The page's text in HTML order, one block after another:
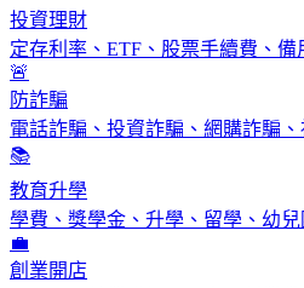
投資理財
定存利率、ETF、股票手續費、備
🚨
防詐騙
電話詐騙、投資詐騙、網購詐騙
📚
教育升學
學費、獎學金、升學、留學、幼兒
💼
創業開店